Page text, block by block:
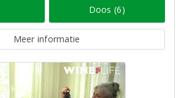
Doos (6)
Meer informatie